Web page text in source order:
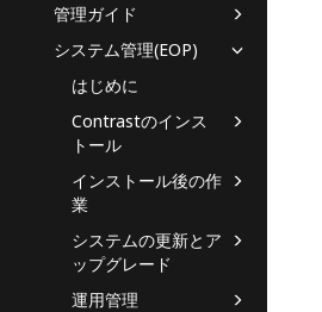
管理ガイド
システム管理(EOP)
はじめに
Contrastのインス
トール
インストール後の作
業
システムの更新とア
ップグレード
運用管理